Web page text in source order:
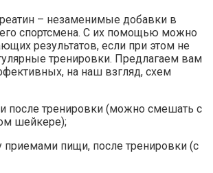
– незаменимые добавки в
спортсмена. С их помощью можно
результатов, если при этом не
тренировки. Предлагаем вам
на наш взгляд, схем
после тренировки (можно смешать с
шейкере);
пищи, после тренировки (с